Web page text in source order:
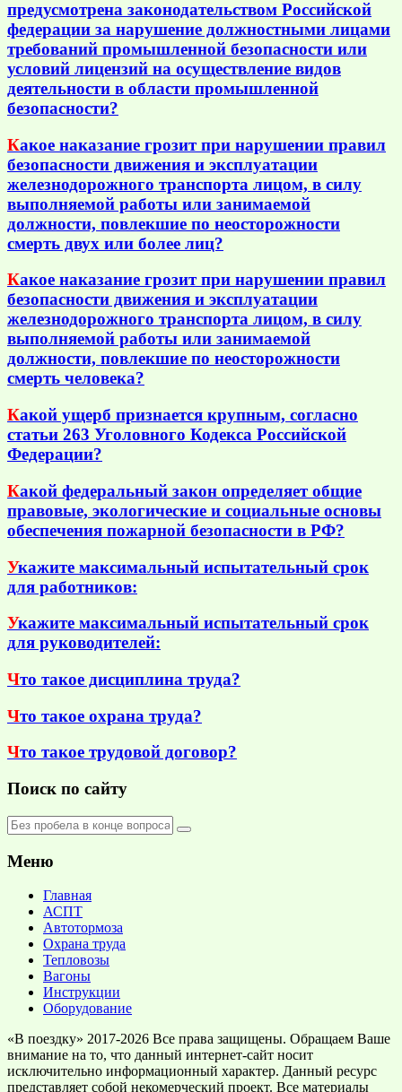
предусмотрена законодательством Российской
федерации за нарушение должностными лицами
требований промышленной безопасности или
условий лицензий на осуществление видов
деятельности в области промышленной
безопасности?
Какое наказание грозит при нарушении правил
безопасности движения и эксплуатации
железнодорожного транспорта лицом, в силу
выполняемой работы или занимаемой
должности, повлекшие по неосторожности
смерть двух или более лиц?
Какое наказание грозит при нарушении правил
безопасности движения и эксплуатации
железнодорожного транспорта лицом, в силу
выполняемой работы или занимаемой
должности, повлекшие по неосторожности
смерть человека?
Какой ущерб признается крупным, согласно
статьи 263 Уголовного Кодекса Российской
Федерации?
Какой федеральный закон определяет общие
правовые, экологические и социальные основы
обеспечения пожарной безопасности в РФ?
Укажите максимальный испытательный срок
для работников:
Укажите максимальный испытательный срок
для руководителей:
Что такое дисциплина труда?
Что такое охрана труда?
Что такое трудовой договор?
Поиск по сайту
Меню
Главная
АСПТ
Автотормоза
Охрана труда
Тепловозы
Вагоны
Инструкции
Оборудование
«В поездку» 2017-2026 Все права защищены. Обращаем Ваше
внимание на то, что данный интернет-сайт носит
исключительно информационный характер. Данный ресурс
представляет собой некомерческий проект. Все материалы